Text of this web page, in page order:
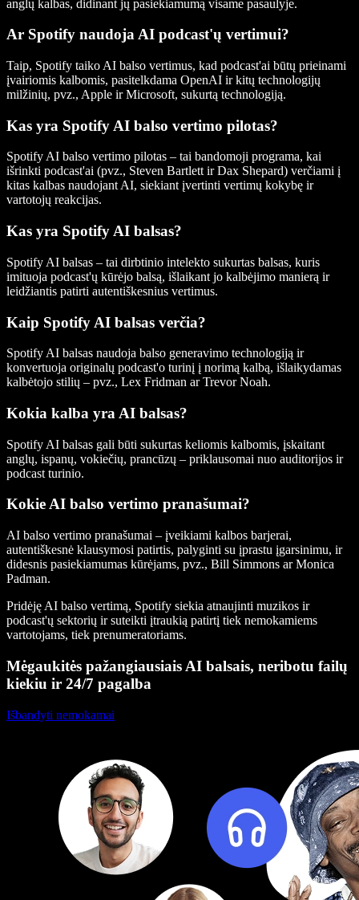
anglų kalbas, didinant jų pasiekiamumą visame pasaulyje.
Ar Spotify naudoja AI podcast'ų vertimui?
Taip, Spotify taiko AI balso vertimus, kad podcast'ai būtų prieinami
įvairiomis kalbomis, pasitelkdama OpenAI ir kitų technologijų
milžinių, pvz., Apple ir Microsoft, sukurtą technologiją.
Kas yra Spotify AI balso vertimo pilotas?
Spotify AI balso vertimo pilotas – tai bandomoji programa, kai
išrinkti podcast'ai (pvz., Steven Bartlett ir Dax Shepard) verčiami į
kitas kalbas naudojant AI, siekiant įvertinti vertimų kokybę ir
vartotojų reakcijas.
Kas yra Spotify AI balsas?
Spotify AI balsas – tai dirbtinio intelekto sukurtas balsas, kuris
imituoja podcast'ų kūrėjo balsą, išlaikant jo kalbėjimo manierą ir
leidžiantis patirti autentiškesnius vertimus.
Kaip Spotify AI balsas verčia?
Spotify AI balsas naudoja balso generavimo technologiją ir
konvertuoja originalų podcast'o turinį į norimą kalbą, išlaikydamas
kalbėtojo stilių – pvz., Lex Fridman ar Trevor Noah.
Kokia kalba yra AI balsas?
Spotify AI balsas gali būti sukurtas keliomis kalbomis, įskaitant
anglų, ispanų, vokiečių, prancūzų – priklausomai nuo auditorijos ir
podcast turinio.
Kokie AI balso vertimo pranašumai?
AI balso vertimo pranašumai – įveikiami kalbos barjerai,
autentiškesnė klausymosi patirtis, palyginti su įprastu įgarsinimu, ir
didesnis pasiekiamumas kūrėjams, pvz., Bill Simmons ar Monica
Padman.
Pridėję AI balso vertimą, Spotify siekia atnaujinti muzikos ir
podcast'ų sektorių ir suteikti įtraukią patirtį tiek nemokamiems
vartotojams, tiek prenumeratoriams.
Mėgaukitės pažangiausiais AI balsais, neribotu failų
kiekiu ir 24/7 pagalba
Išbandyti nemokamai